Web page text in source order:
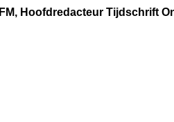
Hoofdredacteur Tijdschrift